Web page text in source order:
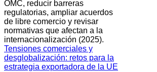
OMC, reducir barreras
regulatorias, ampliar acuerdos
de libre comercio y revisar
normativas que afectan a la
internacionalización (2025).
Tensiones comerciales y
desglobalización: retos para la
estrategia exportadora de la UE